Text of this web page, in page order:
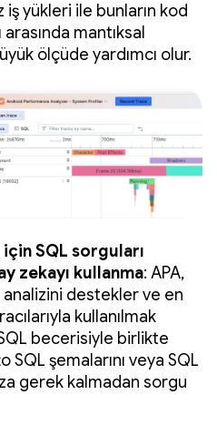
yükleri ile bunların kod
arasında mantıksal
ölçüde yardımcı olur.
için SQL sorguları
zekayı kullanma: APA,
analizini destekler ve en
kullanılmak
becerisiyle birlikte
şemalarını veya SQL
gerek kalmadan sorgu